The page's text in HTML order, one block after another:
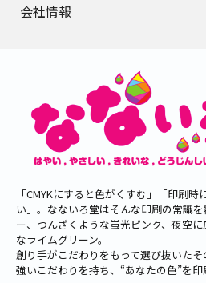
会社情報
「CMYKにすると色がくすむ」「印刷
い」。なないろ堂はそんな印刷の常識
ー、つんざくような蛍光ピンク、夜空
なライムグリーン。
創り手がこだわりをもって選び抜いた
強いこだわりを持ち、“あなたの色”を印